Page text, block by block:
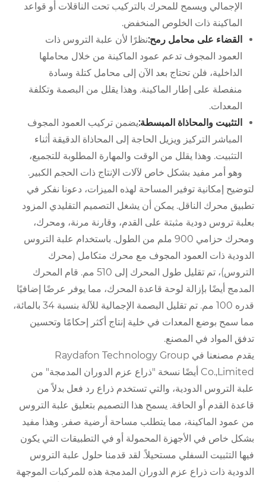
الإجمالي ويسمح للمحرك بالتركيب تحت الناقلات أو قواعد
الماكينة ذات الخلوص المنخفض.
القضاء على محامل رمح:نظرًا لأن علبة التروس ذات
العمود المجوف تدعم عمود الماكينة من خلال محاملها
الداخلية، فلن تحتاج بعد الآن إلى محامل كتلة وسادة
منفصلة على إطار الماكينة. وهذا يقلل من البصمة وتكلفة
المعدات.
التثبيت والمحاذاة المبسطة:يضمن تركيب العمود المجوف
المباشر التركيز ويزيل الحاجة إلى المحاذاة الدقيقة أثناء
التثبيت. وهذا يقلل من الوقت والمهارة المطلوبة للتجميع،
وهو أمر مفيد بشكل خاص لآلات الإنتاج ذات الحجم الكبير.
لتوضيح إمكانية توفير المساحة لهذه الميزات، دعونا نفكر في
تطبيق محرك الناقل. يمكن أن يشغل التصميم التقليدي المزود
بعلبة تروس دودية مثبتة على القدم، وقارنة مرنة، ومحرك،
ومحرك حزامي 900 ملم من الطول. باستخدام علبة التروس
الدودية ذات العمود المجوف مع محرك متكامل (محرك
التروس)، تم تقليل طول المحرك إلى 510 مم. قام المحرك
المدمج أيضًا بإزالة لوحة قاعدة المحرك، مما يوفر عرضًا إضافيًا
قدره 100 مم. تم تقليل البصمة الإجمالية للآلة بنسبة 34 بالمائة،
مما سمح بوضع المعدات في خلية إنتاج أكثر إحكامًا وتحسين
تدفق المواد في المصنع.
يقدم مصنعنا في Raydafon Technology Group
Co.,Limited أيضًا نسخة "ذراع عزم الدوران المدمجة" من
علبة التروس الدودية، والتي تستخدم ذراع رد فعل بدلاً من
قاعدة القدم أو الحافة. يسمح هذا التصميم بتعليق علبة التروس
من عمود الماكينة، مما يتطلب مساحة أرضية صفر. وهذا مفيد
بشكل خاص في الأجهزة المحمولة أو في التطبيقات التي يكون
فيها التثبيت السفلي مستحيلاً. لقد قدمنا ​​حلول علبة التروس
الدودية ذات ذراع عزم الدوران المدمجة هذه للمركبات الموجهة